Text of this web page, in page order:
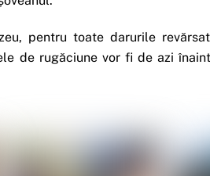
pentru toate darurile
de rugăciune vor fi de azi